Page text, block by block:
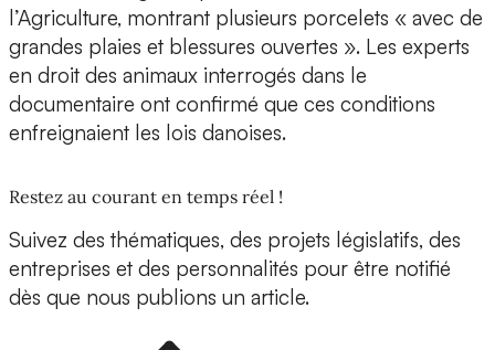
l’Agriculture, montrant plusieurs porcelets « avec de
grandes plaies et blessures ouvertes ». Les experts
en droit des animaux interrogés dans le
documentaire ont confirmé que ces conditions
enfreignaient les lois danoises.
Restez au courant en temps réel !
Suivez des thématiques, des projets législatifs, des
entreprises et des personnalités pour être notifié
dès que nous publions un article.